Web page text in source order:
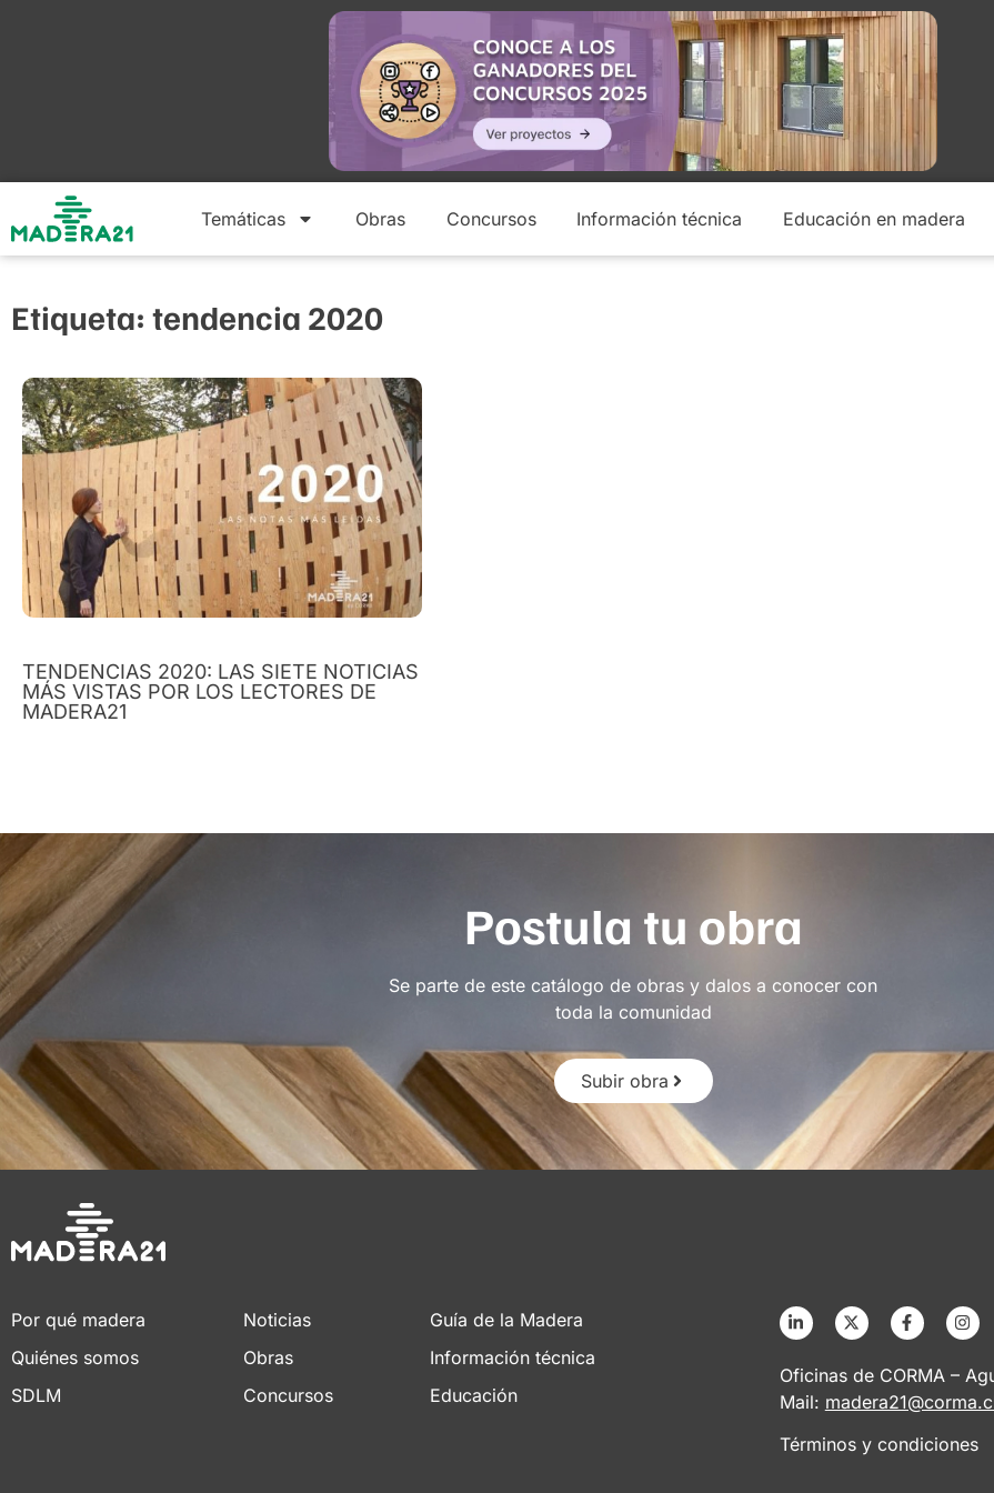
Temáticas Obras Concursos Información técnica Educación en madera
Etiqueta: tendencia 2020
TENDENCIAS 2020: LAS SIETE NOTICIAS
MÁS VISTAS POR LOS LECTORES DE
MADERA21
Postula tu obra
Se parte de este catálogo de obras y dalos a conocer con
toda la comunidad
Subir obra
Por qué madera
Quiénes somos
SDLM
Noticias
Obras
Concursos
Guía de la Madera
Información técnica
Educación
Oficinas de CORMA –
Mail:
Términos y condiciones